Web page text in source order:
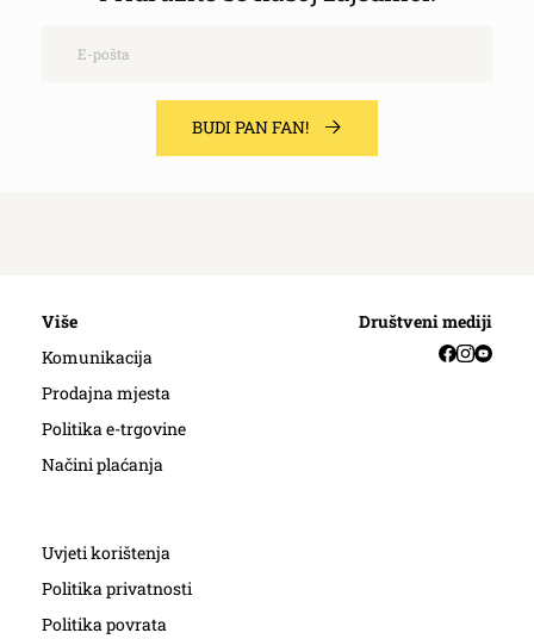
BUDI PAN FAN!
Više
Komunikacija
Prodajna mjesta
Politika e-trgovine
Načini plaćanja
Uvjeti korištenja
Politika privatnosti
Politika povrata
Društveni mediji
Facebook